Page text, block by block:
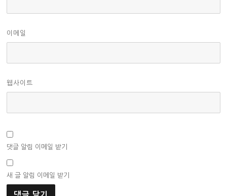
이메일
웹사이트
댓글 알림 이메일 받기
새 글 알림 이메일 받기